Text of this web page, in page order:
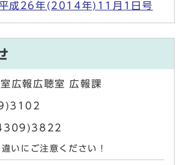
成26年(2014年)11月1日号
広報広聴室 広報課
いにご注意ください！